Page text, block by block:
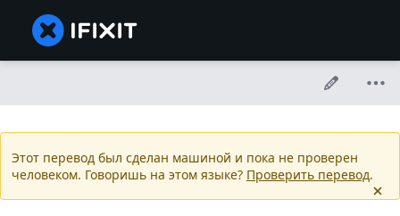
Этот перевод был сделан машиной и пока не проверен
человеком. Говоришь на этом языке? Проверить перевод.